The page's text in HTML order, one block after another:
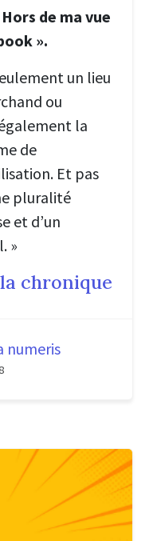
de ma vue
».
un lieu
ou
la
de
Et pas
pluralité
et d’un
»
chronique
numeris